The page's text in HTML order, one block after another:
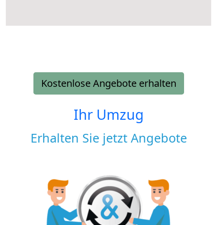
Kostenlose Angebote erhalten
Ihr Umzug
Erhalten Sie jetzt Angebote